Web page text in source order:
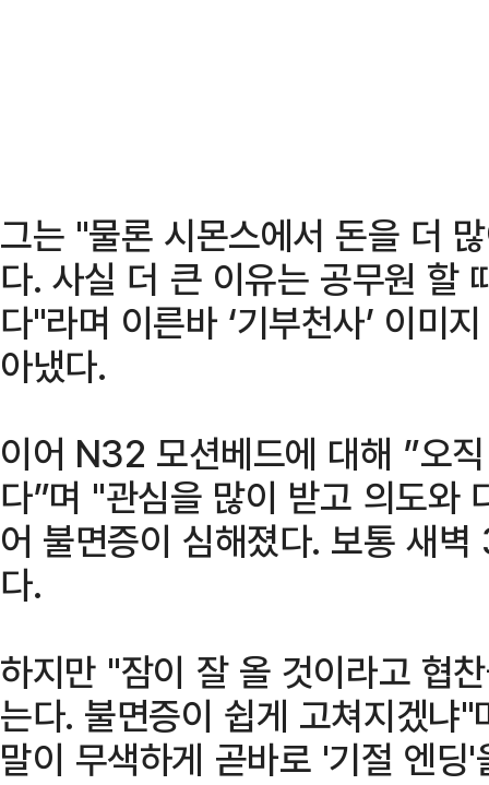
그는 "물론 시몬스에서 돈을 더
다. 사실 더 큰 이유는 공무원 할
다"라며 이른바 ‘기부천사’ 이미
아냈다.
이어 N32 모션베드에 대해 ”오
다”며 "관심을 많이 받고 의도와
어 불면증이 심해졌다. 보통 새
다.
하지만 "잠이 잘 올 것이라고 협
는다. 불면증이 쉽게 고쳐지겠냐
말이 무색하게 곧바로 '기절 엔딩